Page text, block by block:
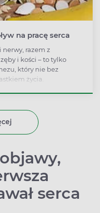
na pracę serca
razem z
i kości – to tylko
który nie bez
życia.
serca